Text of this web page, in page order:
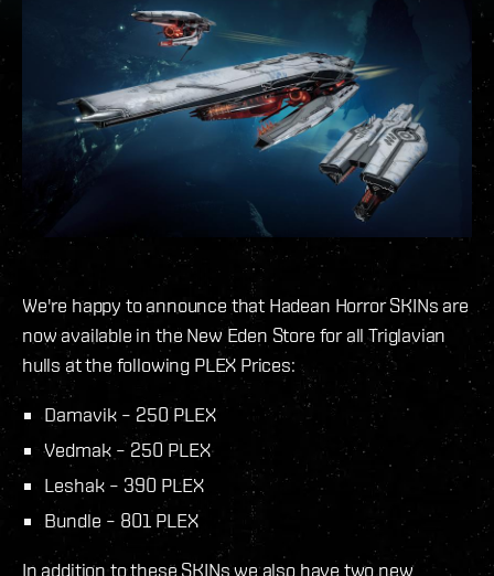
We're happy to announce that Hadean Horror SKINs are
now available in the New Eden Store for all Triglavian
hulls at the following PLEX Prices:
Damavik – 250 PLEX
Vedmak – 250 PLEX
Leshak – 390 PLEX
Bundle – 801 PLEX
In addition to these SKINs we also have two new